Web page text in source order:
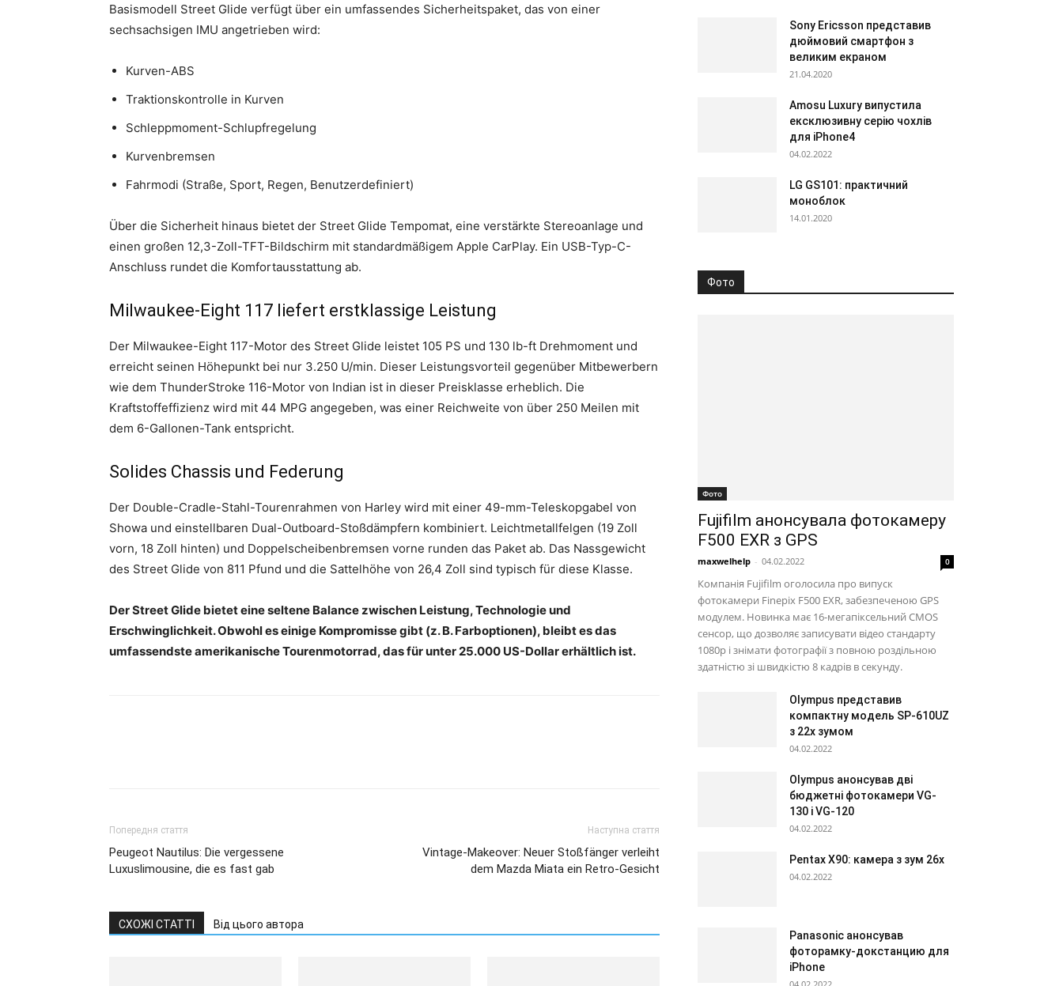
Basismodell Street Glide verfügt über ein umfassendes Sicherheitspaket, das von einer
sechsachsigen IMU angetrieben wird:
Kurven-ABS
Traktionskontrolle in Kurven
Schleppmoment-Schlupfregelung
Kurvenbremsen
Fahrmodi (Straße, Sport, Regen, Benutzerdefiniert)
Über die Sicherheit hinaus bietet der Street Glide Tempomat, eine verstärkte Stereoanlage und
einen großen 12,3-Zoll-TFT-Bildschirm mit standardmäßigem Apple CarPlay. Ein USB-Typ-C-
Anschluss rundet die Komfortausstattung ab.
Milwaukee-Eight 117 liefert erstklassige Leistung
Der Milwaukee-Eight 117-Motor des Street Glide leistet 105 PS und 130 lb-ft Drehmoment und
erreicht seinen Höhepunkt bei nur 3.250 U/min. Dieser Leistungsvorteil gegenüber Mitbewerbern
wie dem ThunderStroke 116-Motor von Indian ist in dieser Preisklasse erheblich. Die
Kraftstoffeffizienz wird mit 44 MPG angegeben, was einer Reichweite von über 250 Meilen mit
dem 6-Gallonen-Tank entspricht.
Solides Chassis und Federung
Der Double-Cradle-Stahl-Tourenrahmen von Harley wird mit einer 49-mm-Teleskopgabel von
Showa und einstellbaren Dual-Outboard-Stoßdämpfern kombiniert. Leichtmetallfelgen (19 Zoll
vorn, 18 Zoll hinten) und Doppelscheibenbremsen vorne runden das Paket ab. Das Nassgewicht
des Street Glide von 811 Pfund und die Sattelhöhe von 26,4 Zoll sind typisch für diese Klasse.
Der Street Glide bietet eine seltene Balance zwischen Leistung, Technologie und
Erschwinglichkeit. Obwohl es einige Kompromisse gibt (z. B. Farboptionen), bleibt es das
umfassendste amerikanische Tourenmotorrad, das für unter 25.000 US-Dollar erhältlich ist.
Попередня стаття
Peugeot Nautilus: Die vergessene
Luxuslimousine, die es fast gab
Наступна стаття
Vintage-Makeover: Neuer Stoßfänger verleiht
dem Mazda Miata ein Retro-Gesicht
СХОЖІ СТАТТІ Від цього автора
Sony Ericsson представив
дюймовий смартфон з
великим екраном
21.04.2020
Amosu Luxury випустила
ексклюзивну серію чохлів
для iPhone4
04.02.2022
LG GS101: практичний
моноблок
14.01.2020
Фото
Фото
Fujifilm анонсувала фотокамеру
F500 EXR з GPS
maxwelhelp - 04.02.2022 0
Компанія Fujifilm оголосила про випуск
фотокамери Finepix F500 EXR, забезпеченою GPS
модулем. Новинка має 16-мегапіксельний CMOS
сенсор, що дозволяє записувати відео стандарту
1080p і знімати фотографії з повною роздільною
здатністю зі швидкістю 8 кадрів в секунду.
Olympus представив
компактну модель SP-610UZ
з 22х зумом
04.02.2022
Olympus анонсував дві
бюджетні фотокамери VG-
130 і VG-120
04.02.2022
Pentax X90: камера з зум 26х
04.02.2022
Panasonic анонсував
фоторамку-докстанцию для
iPhone